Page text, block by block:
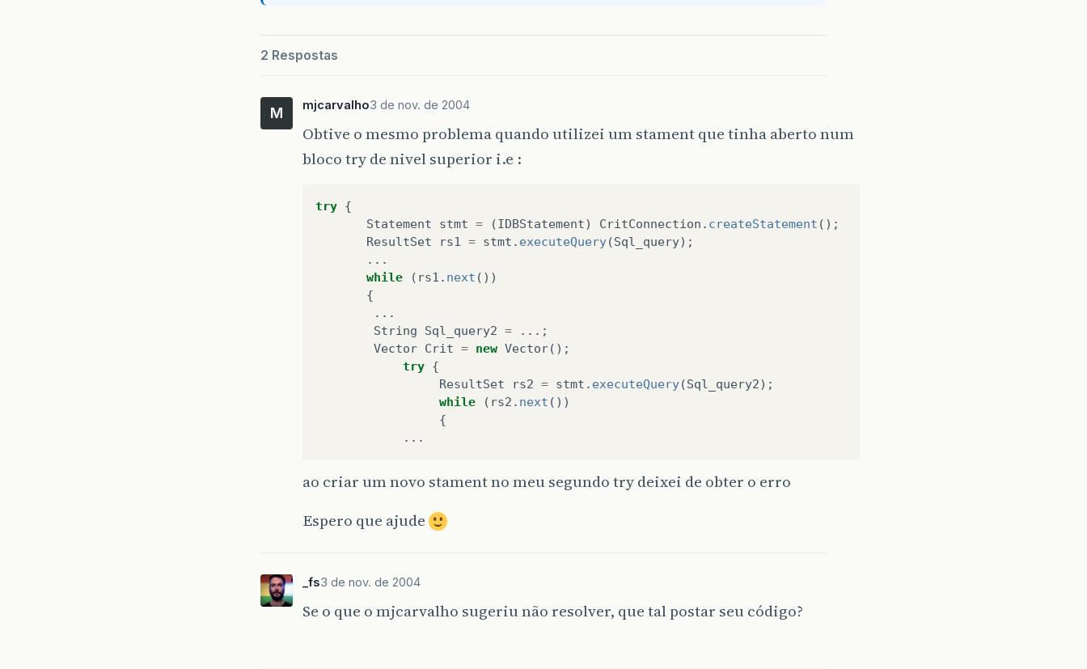
2 Respostas
M mjcarvalho3 de nov. de 2004
Obtive o mesmo problema quando utilizei um stament que tinha aberto num
bloco try de nivel superior i.e :
try {
Statement
stmt = (IDBStatement) CritConnection . createStatement ();
ResultSet
rs1 = stmt . executeQuery(Sql_query);
...
while
( rs1 . next ())
{
...
String
Sql_query2 =
...;
Vector Crit = new Vector();
try {
ResultSet
rs2 = stmt . executeQuery(Sql_query2);
while
( rs2 . next ())
{
...
ao criar um novo stament no meu segundo try deixei de obter o erro
Espero que ajude
_fs3 de nov. de 2004
Se o que o mjcarvalho sugeriu não resolver, que tal postar seu código?